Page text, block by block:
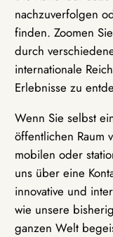
nachzuverfolgen
finden. Zoomen
durch
internationale
Erlebnisse zu
Wenn Sie selbst
öffentlichen Raum
mobilen oder
uns über eine
innovative und
wie unsere
ganzen Welt